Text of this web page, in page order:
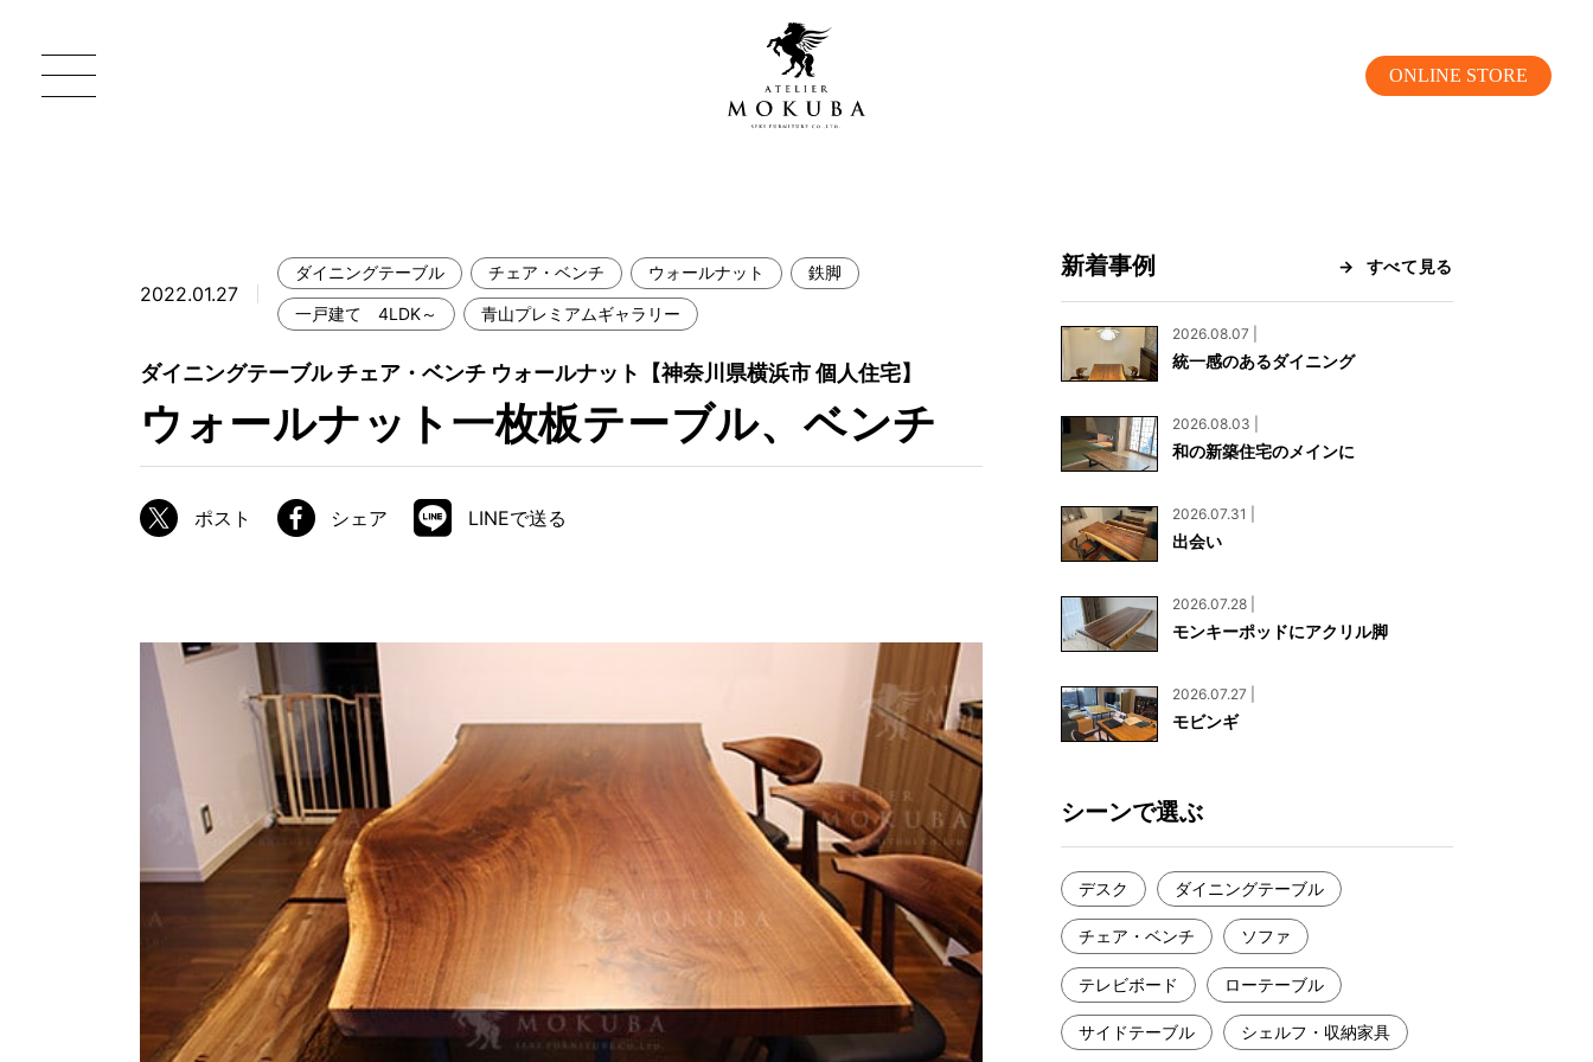
ONLINE STORE
一枚板 ATELIER MOKUBA HOME
MOKUBA について
ブランドコンセプト
加工技術
ATELIER MOKUBAの一枚板×異素材
特別なダイニングチェア
一枚板用のテーブル脚
コーディネート集
メンテナンス方法
直営店
新宿ギャラリー
レジンギャラリー
吉祥寺ギャラリー
【アウトレット取扱店】
大川ギャラリー【本店】
WEBカタログ
新入荷情報
納品事例
納品事例（店舗・オフィス）
INFORMATION
NEWS
EVENT
メディア美術協力実績
よくあるご質問
お問い合わせ
資料請求
工務店様・設計会社様向けお問い合わせ
一枚板買い取りに関して
2022.01.27
ダイニングテーブル チェア・ベンチ ウォールナット 鉄脚
一戸建て 4LDK～ 青山プレミアムギャラリー
ウォールナット一枚板テーブル、ベンチ
ダイニングテーブル チェア・ベンチ ウォールナット【神奈川県横浜市 個人住宅】
ポスト シェア LINEで送る
新着事例 すべて見る
2026.08.07 |
統一感のあるダイニング
2026.08.03 |
和の新築住宅のメインに
2026.07.31 |
出会い
2026.07.28 |
モンキーポッドにアクリル脚
2026.07.27 |
モビンギ
シーンで選ぶ
デスク ダイニングテーブル
チェア・ベンチ ソファ
テレビボード ローテーブル
サイドテーブル シェルフ・収納家具